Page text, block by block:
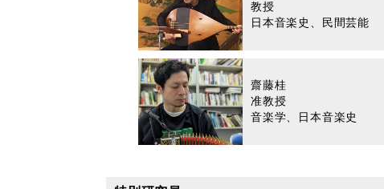
教授
日本音楽史、民間芸能
齋藤桂
准教授
音楽学、日本音楽史